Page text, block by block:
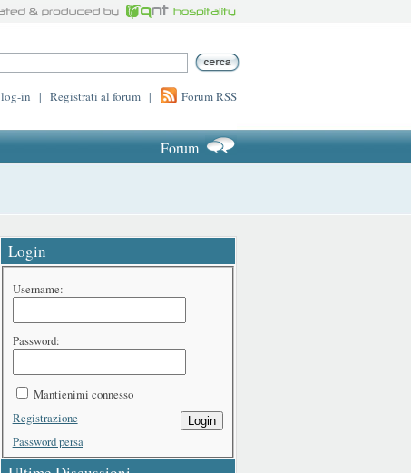
log-in | Registrati al forum | Forum RSS
Forum
Login
Username:
Password:
Mantienimi connesso
Login
Registrazione
Password persa